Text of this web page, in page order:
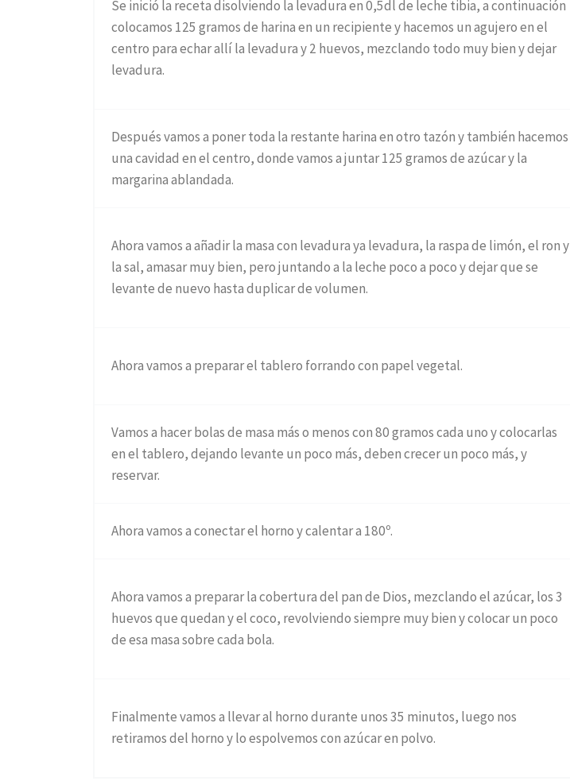
Se inició la receta disolviendo la levadura en 0,5dl de leche tibia, a continuación
colocamos 125 gramos de harina en un recipiente y hacemos un agujero en el
centro para echar allí la levadura y 2 huevos, mezclando todo muy bien y dejar
levadura.
Después vamos a poner toda la restante harina en otro tazón y también hacemos
una cavidad en el centro, donde vamos a juntar 125 gramos de azúcar y la
margarina ablandada.
Ahora vamos a añadir la masa con levadura ya levadura, la raspa de limón, el ron y
la sal, amasar muy bien, pero juntando a la leche poco a poco y dejar que se
levante de nuevo hasta duplicar de volumen.
Ahora vamos a preparar el tablero forrando con papel vegetal.
Vamos a hacer bolas de masa más o menos con 80 gramos cada uno y colocarlas
en el tablero, dejando levante un poco más, deben crecer un poco más, y
reservar.
Ahora vamos a conectar el horno y calentar a 180º.
Ahora vamos a preparar la cobertura del pan de Dios, mezclando el azúcar, los 3
huevos que quedan y el coco, revolviendo siempre muy bien y colocar un poco
de esa masa sobre cada bola.
Finalmente vamos a llevar al horno durante unos 35 minutos, luego nos
retiramos del horno y lo espolvemos con azúcar en polvo.